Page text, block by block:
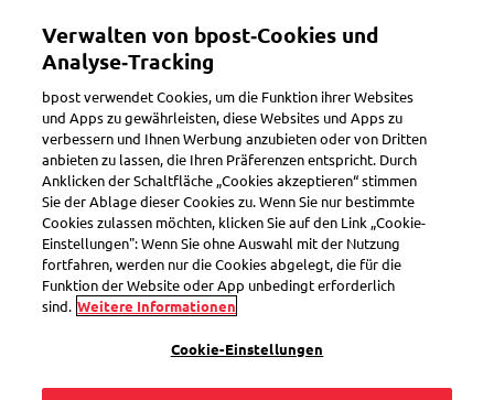
Toggle navigation
Briefmarken sammeln
Wo finde ich
Sammlerbriefmarken?
Verwalten von bpost‑Cookies und
Analyse‑Tracking
bpost verwendet Cookies, um die Funktion ihrer Websites
und Apps zu gewährleisten, diese Websites und Apps zu
verbessern und Ihnen Werbung anzubieten oder von Dritten
anbieten zu lassen, die Ihren Präferenzen entspricht. Durch
Anklicken der Schaltfläche „Cookies akzeptieren“ stimmen
Sie der Ablage dieser Cookies zu. Wenn Sie nur bestimmte
Cookies zulassen möchten, klicken Sie auf den Link „Cookie-
Einstellungen": Wenn Sie ohne Auswahl mit der Nutzung
fortfahren, werden nur die Cookies abgelegt, die für die
Funktion der Website oder App unbedingt erforderlich
sind. Weitere Informationen
Cookie-Einstellungen